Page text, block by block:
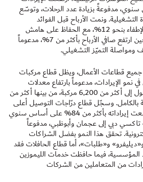
سنوي، مدفوعةً بزيادة عدد الرحلات، وتوسّع
ونمت الأرباح قبل الفوائد
والضرائب والاستهلاك والإطفاء بنحو 12%، مع الحفاظ على هامش
مناسب بنحو 26%، في حين ارتفع صافي الأرباح بأكثر من 7%، مدعوماً
ومواصلة التميّز التشغيلي.
جميع قطاعات الأعمال، ويظل قطاع مركبات
نمو الإيرادات، مدعوماً بارتفاع معدلات
الاستخدام وتوسّع الأسطول إلى أكثر من 6,200 مركبة، من بينها أكثر من
بالكامل. وسجّل قطاع درّاجات التوصيل أعلى
معدلات النمو، حيث توسّعت إيراداته بأكثر من 84% على أساس سنوي
دبي إلى عجمان وأبوظبي، مدفوعاً
تحقق هذا النمو بفضل الشراكات
و«طلبات»، أما قطاع الحافلات فقد
المؤسسية، فيما حافظت خدمات الليموزين
من المتعاملين من الشركات